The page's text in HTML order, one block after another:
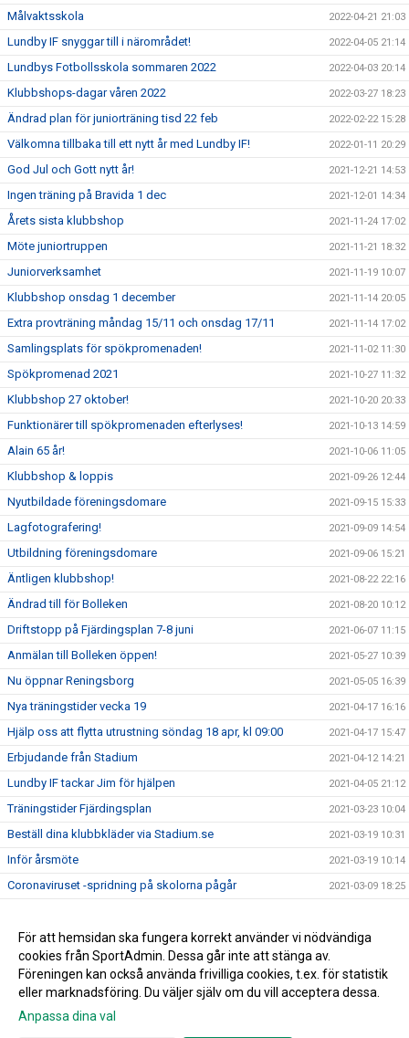
Målvaktsskola 2022-04-21 21:03
Lundby IF snyggar till i närområdet! 2022-04-05 21:14
Lundbys Fotbollsskola sommaren 2022 2022-04-03 20:14
Klubbshops-dagar våren 2022 2022-03-27 18:23
Ändrad plan för juniorträning tisd 22 feb 2022-02-22 15:28
Välkomna tillbaka till ett nytt år med Lundby IF! 2022-01-11 20:29
God Jul och Gott nytt år! 2021-12-21 14:53
Ingen träning på Bravida 1 dec 2021-12-01 14:34
Årets sista klubbshop 2021-11-24 17:02
Möte juniortruppen 2021-11-21 18:32
Juniorverksamhet 2021-11-19 10:07
Klubbshop onsdag 1 december 2021-11-14 20:05
Extra provträning måndag 15/11 och onsdag 17/11 2021-11-14 17:02
Samlingsplats för spökpromenaden! 2021-11-02 11:30
Spökpromenad 2021 2021-10-27 11:32
Klubbshop 27 oktober! 2021-10-20 20:33
Funktionärer till spökpromenaden efterlyses! 2021-10-13 14:59
Alain 65 år! 2021-10-06 11:05
Klubbshop & loppis 2021-09-26 12:44
Nyutbildade föreningsdomare 2021-09-15 15:33
Lagfotografering! 2021-09-09 14:54
Utbildning föreningsdomare 2021-09-06 15:21
Äntligen klubbshop! 2021-08-22 22:16
Ändrad till för Bolleken 2021-08-20 10:12
Driftstopp på Fjärdingsplan 7-8 juni 2021-06-07 11:15
Anmälan till Bolleken öppen! 2021-05-27 10:39
Nu öppnar Reningsborg 2021-05-05 16:39
Nya träningstider vecka 19 2021-04-17 16:16
Hjälp oss att flytta utrustning söndag 18 apr, kl 09:00 2021-04-17 15:47
Erbjudande från Stadium 2021-04-12 14:21
Lundby IF tackar Jim för hjälpen 2021-04-05 21:12
Träningstider Fjärdingsplan 2021-03-23 10:04
Beställ dina klubbkläder via Stadium.se 2021-03-19 10:31
Inför årsmöte 2021-03-19 10:14
Coronaviruset -spridning på skolorna pågår 2021-03-09 18:25
Årsmöte 21 mars 2021-03-02 12:58
Grattis Tomas Fredlund! 2021-03-02 07:00
För att hemsidan ska fungera korrekt använder vi nödvändiga
cookies från SportAdmin. Dessa går inte att stänga av.
Föreningen kan också använda frivilliga cookies, t.ex. för statistik
eller marknadsföring. Du väljer själv om du vill acceptera dessa.
Anpassa dina val